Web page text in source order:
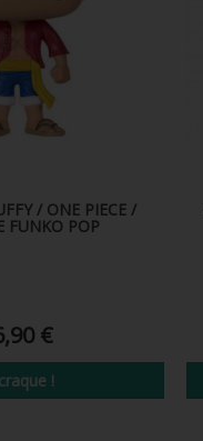
/ ONE PIECE /
FUNKO POP
€
!